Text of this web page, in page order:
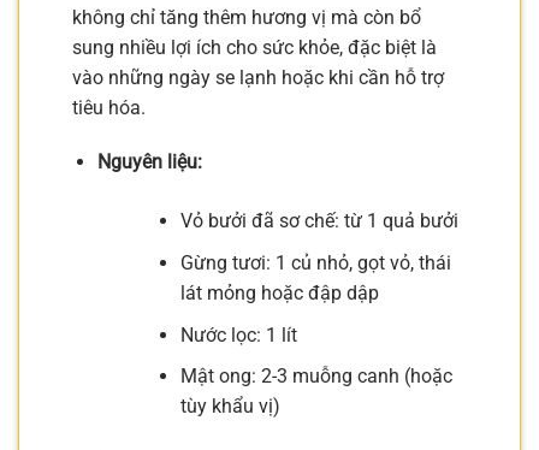
không chỉ tăng thêm hương vị mà còn bổ
sung nhiều lợi ích cho sức khỏe, đặc biệt là
vào những ngày se lạnh hoặc khi cần hỗ trợ
tiêu hóa.
Nguyên liệu:
Vỏ bưởi đã sơ chế: từ 1 quả bưởi
Gừng tươi: 1 củ nhỏ, gọt vỏ, thái
lát mỏng hoặc đập dập
Nước lọc: 1 lít
Mật ong: 2-3 muỗng canh (hoặc
tùy khẩu vị)